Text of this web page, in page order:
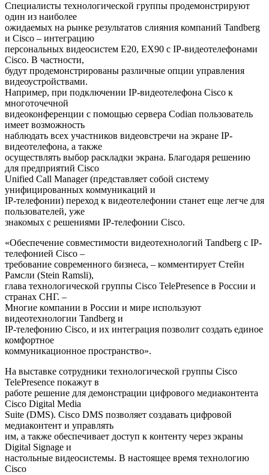
Специалисты технологической группы продемонстрируют
один из наиболее
ожидаемых на рынке результатов слияния компаний Tandberg
и Cisco – интеграцию
персональных видеосистем Е20, ЕХ90 c IP-видеотелефонами
Cisco. В частности,
будут продемонстрированы различные опции управления
видеоустройствами.
Например, при подключении IP-видеотелефона Cisco к
многоточечной
видеоконференции с помощью сервера Codian пользователь
имеет возможность
наблюдать всех участников видеовстречи на экране IP-
видеотелефона, а также
осуществлять выбор раскладки экрана. Благодаря решению
для предприятий Cisco
Unified Call Manager (представляет собой систему
унифицированных коммуникаций и
IP-телефонии) переход к видеотелефонии станет еще легче для
пользователей, уже
знакомых с решениями IP-телефонии Cisco.
«Обеспечение совместимости видеотехнологий Tandberg с IP-
телефонией Cisco –
требование современного бизнеса, – комментирует Стейн
Рамсли (Stein Ramsli),
глава технологической группы Cisco TelePresence в России и
странах СНГ. –
Многие компании в России и мире используют
видеотехнологии Tandberg и
IP-телефонию Cisco, и их интеграция позволит создать единое
комфортное
коммуникационное пространство».
На выставке сотрудники технологической группы Cisco
TelePresence покажут в
работе решение для демонстрации цифрового медиаконтента
Cisco Digital Media
Suite (DMS). Cisco DMS позволяет создавать цифровой
медиаконтент и управлять
им, а также обеспечивает доступ к контенту через экраны
Digital Signage и
настольные видеосистемы. В настоящее время технологию
Cisco